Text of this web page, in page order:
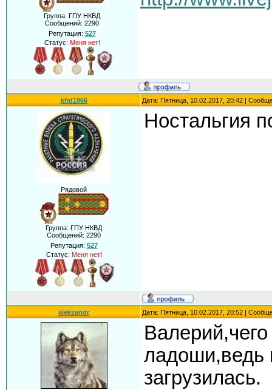
Группа: ГПУ НКВД
Сообщений: 2290
Репутация: 527
Статус: Меня нет!
kfid1966 Дата: Пятница, 10.02.2017, 20:42 |
Рядовой
Группа: ГПУ НКВД
Сообщений: 2290
Репутация: 527
Статус: Меня нет!
Ностальгия
aleksandr Дата: Пятница, 10.02.2017, 20:52 |
ладоши,ведь
загрузилась.